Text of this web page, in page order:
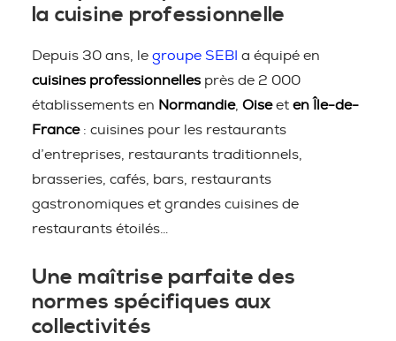
la cuisine professionnelle
Depuis 30 ans, le groupe SEBI a équipé en
cuisines professionnelles près de 2 000
établissements en Normandie, Oiseet en Île-de-
France: cuisines pour les restaurants
d’entreprises, restaurants traditionnels,
brasseries, cafés, bars, restaurants
gastronomiques et grandes cuisines de
restaurants étoilés…
Une maîtrise parfaite des
normes spécifiques aux
collectivités